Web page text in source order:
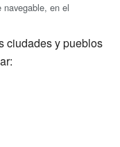
navegable, en el
ciudades y pueblos